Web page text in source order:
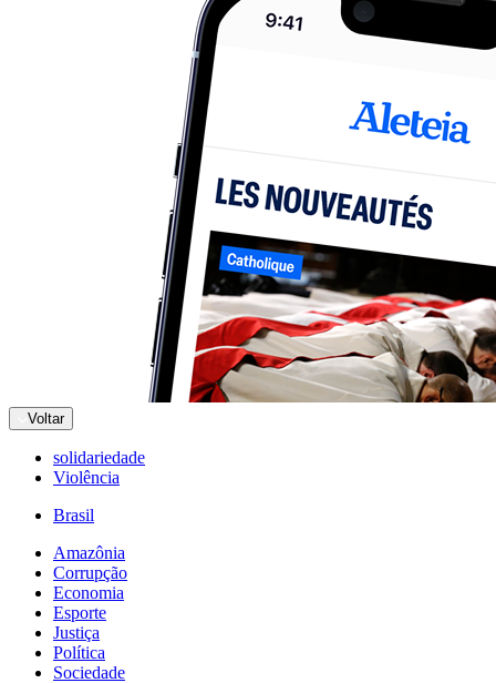
Voltar
solidariedade
Violência
Brasil
Amazônia
Corrupção
Economia
Esporte
Justiça
Política
Sociedade